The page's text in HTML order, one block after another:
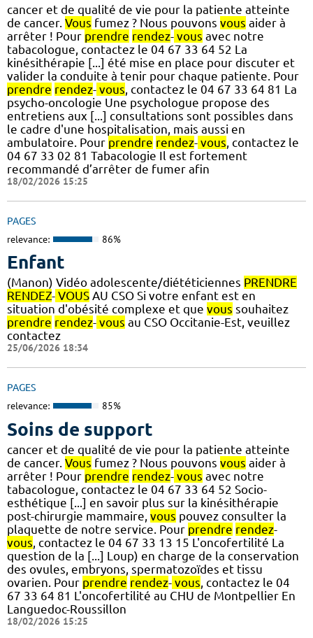
cancer et de qualité de vie pour la patiente atteinte
de cancer. Vous fumez ? Nous pouvons vous aider à
arrêter ! Pour prendre rendez- vous avec notre
tabacologue, contactez le 04 67 33 64 52 La
kinésithérapie [...] été mise en place pour discuter et
valider la conduite à tenir pour chaque patiente. Pour
prendre rendez- vous , contactez le 04 67 33 64 81 La
psycho-oncologie Une psychologue propose des
entretiens aux [...] consultations sont possibles dans
le cadre d'une hospitalisation, mais aussi en
ambulatoire. Pour prendre rendez- vous , contactez le
04 67 33 02 81 Tabacologie Il est fortement
recommandé d’arrêter de fumer afin
18/02/2026 15:25
PAGES
relevance: 86%
Enfant
(Manon) Vidéo adolescente/diététiciennes PRENDRE
RENDEZ- VOUS AU CSO Si votre enfant est en
situation d'obésité complexe et que vous souhaitez
prendre rendez- vous au CSO Occitanie-Est, veuillez
contactez
25/06/2026 18:34
PAGES
relevance: 85%
Soins de support
cancer et de qualité de vie pour la patiente atteinte
de cancer. Vous fumez ? Nous pouvons vous aider à
arrêter ! Pour prendre rendez- vous avec notre
tabacologue, contactez le 04 67 33 64 52 Socio-
esthétique [...] en savoir plus sur la kinésithérapie
post-chirurgie mammaire, vous pouvez consulter la
plaquette de notre service. Pour prendre rendez-
vous , contactez le 04 67 33 13 15 L'oncofertilité La
question de la [...] Loup) en charge de la conservation
des ovules, embryons, spermatozoïdes et tissu
ovarien. Pour prendre rendez- vous , contactez le 04
67 33 64 81 L'oncofertilité au CHU de Montpellier En
Languedoc-Roussillon
18/02/2026 15:25